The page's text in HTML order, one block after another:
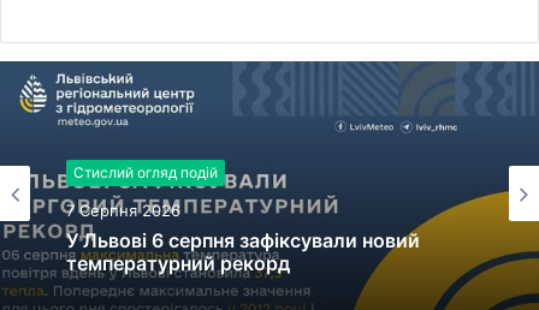
Стислий огляд подій
7 Серпня 2026
У Львові 6 серпня зафіксували новий
температурний рекорд